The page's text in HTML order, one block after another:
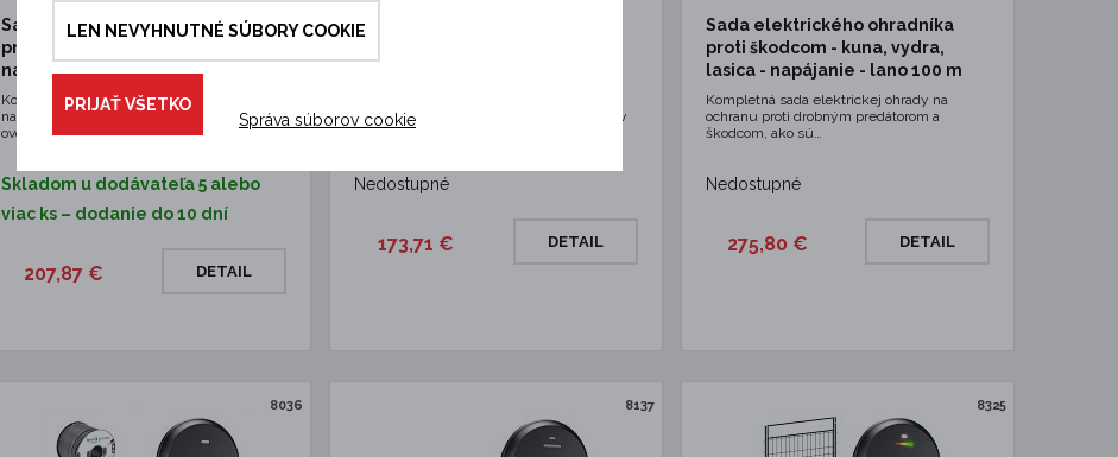
Sada elektrického ohradníka
proti čiernej, lesnej, srnčej zveri -
napájanie - 400 m kábel
Kompletná sada elektrickej ohrady vhodná
na ochranu pozemku, poľa, vinohradu,
ovocného…
Skladom u dodávateľa 5 alebo
viac ks – dodanie do 10 dní
207,87 € DETAIL
Sada elektrického ohradníka
predovšetkým ako ochrana záhrad a sadov
pred lesnou zverou…
Nedostupné
173,71 € DETAIL
Sada elektrického ohradníka
proti škodcom - kuna, vydra,
lasica - napájanie - lano 100 m
Kompletná sada elektrickej ohrady na
ochranu proti drobným predátorom a
škodcom, ako sú…
Nedostupné
275,80 € DETAIL
8036 8137 8325
LEN NEVYHNUTNÉ SÚBORY COOKIE
PRIJAŤ VŠETKO
Správa súborov cookie